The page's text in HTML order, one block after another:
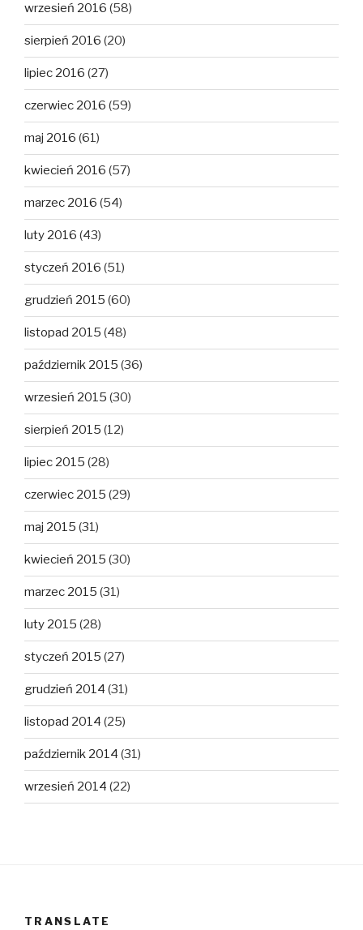
wrzesień 2016 (58)
sierpień 2016 (20)
lipiec 2016 (27)
czerwiec 2016 (59)
maj 2016 (61)
kwiecień 2016 (57)
marzec 2016 (54)
luty 2016 (43)
styczeń 2016 (51)
grudzień 2015 (60)
listopad 2015 (48)
październik 2015 (36)
wrzesień 2015 (30)
sierpień 2015 (12)
lipiec 2015 (28)
czerwiec 2015 (29)
maj 2015 (31)
kwiecień 2015 (30)
marzec 2015 (31)
luty 2015 (28)
styczeń 2015 (27)
grudzień 2014 (31)
listopad 2014 (25)
październik 2014 (31)
wrzesień 2014 (22)
TRANSLATE